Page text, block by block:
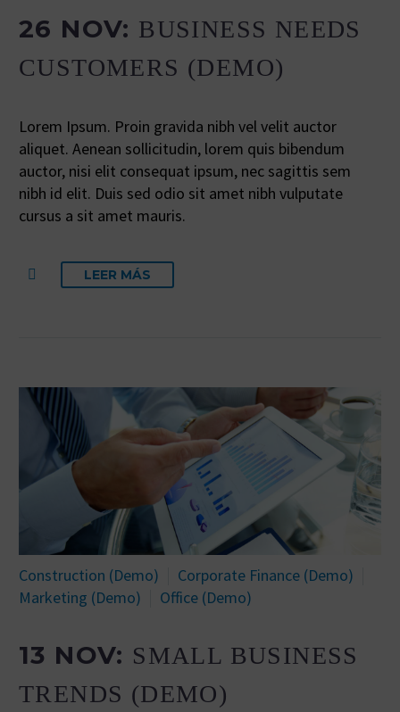
26 NOV: BUSINESS NEEDS
CUSTOMERS (DEMO)
Lorem Ipsum. Proin gravida nibh vel velit auctor
aliquet. Aenean sollicitudin, lorem quis bibendum
auctor, nisi elit consequat ipsum, nec sagittis sem
nibh id elit. Duis sed odio sit amet nibh vulputate
cursus a sit amet mauris.
LEER MÁS
Construction (Demo)
Corporate Finance (Demo)
Marketing (Demo)
Office (Demo)
13 NOV: SMALL BUSINESS
TRENDS (DEMO)